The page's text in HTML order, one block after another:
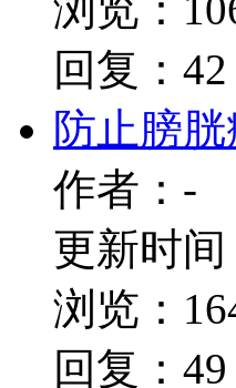
回复：42
防止膀
作者：-
更新时间
浏览：
回复：49